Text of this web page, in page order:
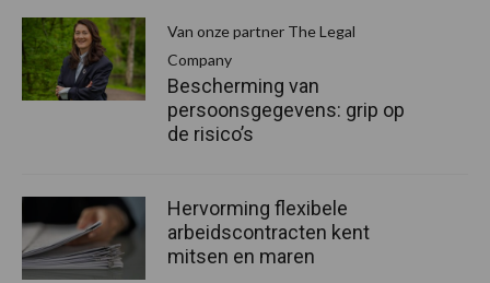
Van onze partner The Legal
Company
Bescherming van
persoonsgegevens: grip op
de risico’s
Hervorming flexibele
arbeidscontracten kent
mitsen en maren